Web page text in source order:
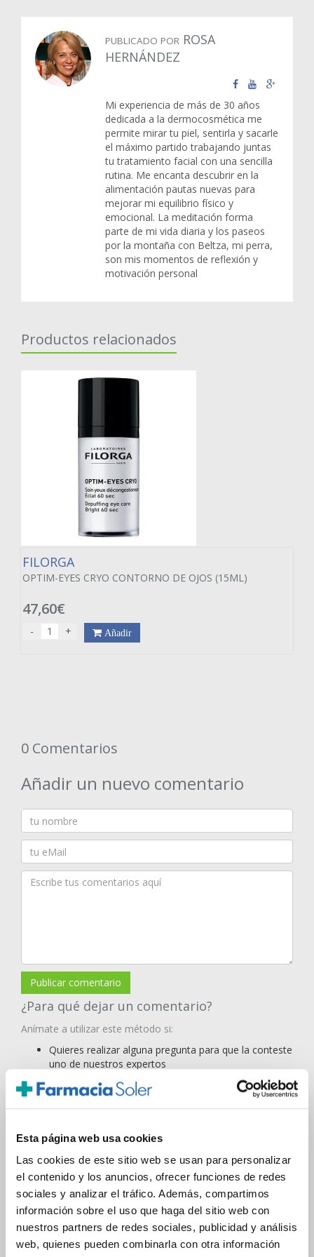
Esta página web usa cookies
Las cookies de este sitio web se usan para personalizar
el contenido y los anuncios, ofrecer funciones de redes
sociales y analizar el tráfico. Además, compartimos
información sobre el uso que haga del sitio web con
nuestros partners de redes sociales, publicidad y análisis
web, quienes pueden combinarla con otra información
PUBLICADO POR ROSA
HERNÁNDEZ
Mi experiencia de más de 30 años
dedicada a la dermocosmética me
permite mirar tu piel, sentirla y sacarle
el máximo partido trabajando juntas
tu tratamiento facial con una sencilla
rutina. Me encanta descubrir en la
alimentación pautas nuevas para
mejorar mi equilibrio físico y
emocional. La meditación forma
parte de mi vida diaria y los paseos
por la montaña con Beltza, mi perra,
son mis momentos de reflexión y
motivación personal
Productos relacionados
FILORGA
OPTIM-EYES CRYO CONTORNO DE OJOS (15ML)
47,60€
- + Añadir
0 Comentarios
Añadir un nuevo comentario
Publicar comentario
¿Para qué dejar un comentario?
Anímate a utilizar este método si:
Quieres realizar alguna pregunta para que la conteste
uno de nuestros expertos
Quieres compartir tus consideraciones acerca de
nuestra publicación.
Gracias por colaborar!!! ;-)
SUPER BEAUTY
Suéltate el pelo!
A flor de piel
Sonrisas y besos
Suplementos que te sientan bien